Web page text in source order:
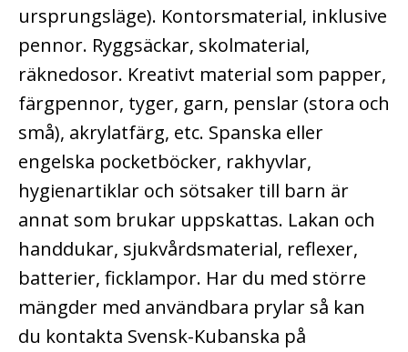
ursprungsläge). Kontorsmaterial, inklusive
pennor. Ryggsäckar, skolmaterial,
räknedosor. Kreativt material som papper,
färgpennor, tyger, garn, penslar (stora och
små), akrylatfärg, etc. Spanska eller
engelska pocketböcker, rakhyvlar,
hygienartiklar och sötsaker till barn är
annat som brukar uppskattas. Lakan och
handdukar, sjukvårdsmaterial, reflexer,
batterier, ficklampor. Har du med större
mängder med användbara prylar så kan
du kontakta Svensk-Kubanska på